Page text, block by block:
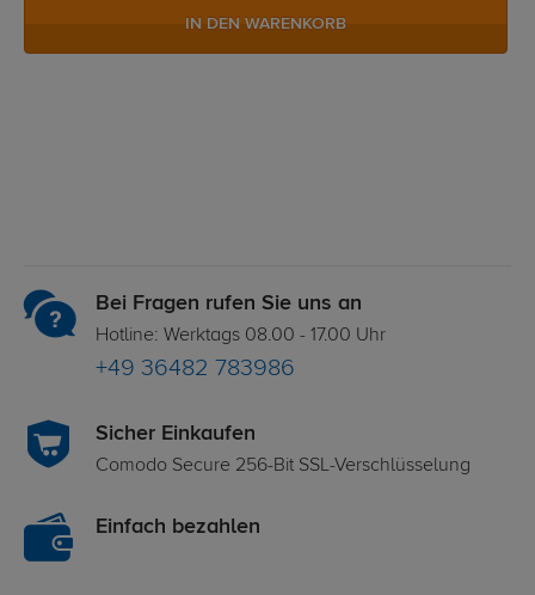
IN DEN WARENKORB
Bei Fragen rufen Sie uns an
Hotline: Werktags 08.00 - 17.00 Uhr
+49 36482 783986
Sicher Einkaufen
Comodo Secure 256-Bit SSL-Verschlüsselung
Einfach bezahlen